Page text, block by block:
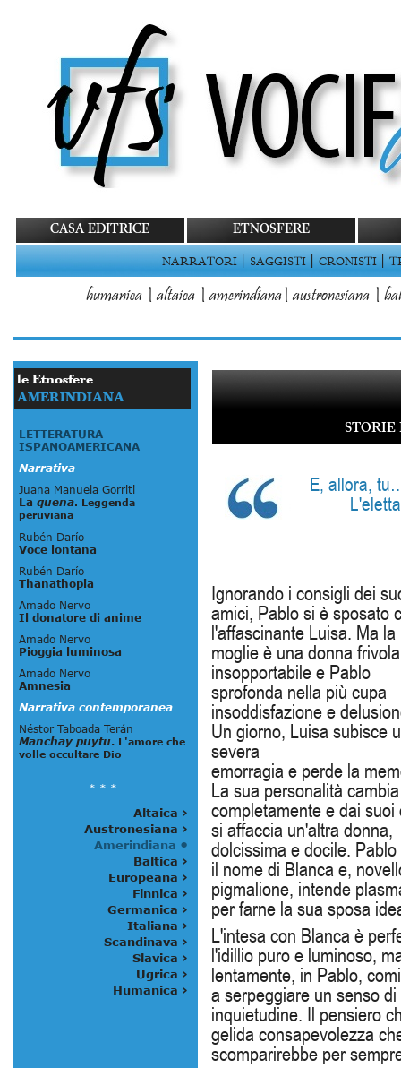
CASA EDITRICE ETNOSFERE
NARRATORI |SAGGISTI |CRONISTI |
humanica |altaica |amerindiana|austronesiana |
STORIE
E, allora,
Ignorando i consigli dei
amici, Pablo si è sposato
l'affascinante Luisa. Ma la
moglie è una donna
insopportabile e Pablo
sprofonda nella più cupa
insoddisfazione e
Un giorno, Luisa subisce
severa
emorragia e perde la
La sua personalità cambia
completamente e dai suoi
si affaccia un'altra donna,
dolcissima e docile.
il nome di Blanca e,
pigmalione, intende
per farne la sua sposa
L'intesa con Blanca è
l'idillio puro e luminoso,
lentamente, in Pablo,
a serpeggiare un senso di
inquietudine. Il pensiero
gelida consapevolezza
scomparirebbe per